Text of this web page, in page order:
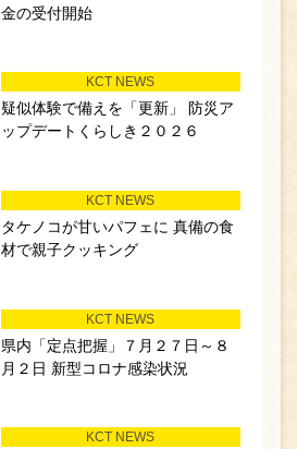
金の受付開始
KCT NEWS
疑似体験で備えを「更新」 防災ア
ップデートくらしき２０２６
KCT NEWS
タケノコが甘いパフェに 真備の食
材で親子クッキング
KCT NEWS
県内「定点把握」７月２７日～８
月２日 新型コロナ感染状況
KCT NEWS